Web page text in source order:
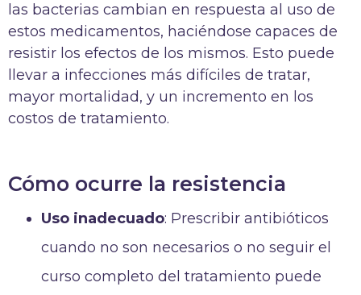
las bacterias cambian en respuesta al uso de
estos medicamentos, haciéndose capaces de
resistir los efectos de los mismos. Esto puede
llevar a infecciones más difíciles de tratar,
mayor mortalidad, y un incremento en los
costos de tratamiento.
Cómo ocurre la resistencia
Uso inadecuado: Prescribir antibióticos
cuando no son necesarios o no seguir el
curso completo del tratamiento puede